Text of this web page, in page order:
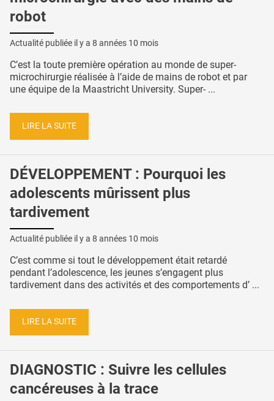
robot
Actualité publiée il y a 8 années 10 mois
C’est la toute première opération au monde de super-
microchirurgie réalisée à l’aide de mains de robot et par
une équipe de la Maastricht University. Super- ...
LIRE LA SUITE
DÉVELOPPEMENT : Pourquoi les
adolescents mûrissent plus
tardivement
Actualité publiée il y a 8 années 10 mois
C’est comme si tout le développement était retardé
pendant l’adolescence, les jeunes s’engagent plus
tardivement dans des activités et des comportements d’ ...
LIRE LA SUITE
DIAGNOSTIC : Suivre les cellules
cancéreuses à la trace